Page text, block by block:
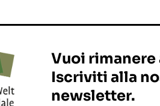
Vuoi
Iscriviti alla
newsletter.